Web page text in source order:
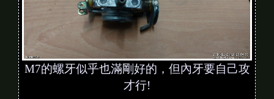
M7的螺牙似乎也滿剛好的，但內牙要自己攻
才行!